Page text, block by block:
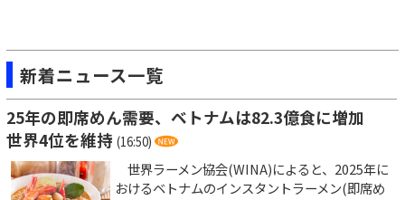
新着ニュース一覧
25年の即席めん需要、ベトナムは82.3億食に増加
世界4位を維持 (16:50)
世界ラーメン協会(WINA)によると、2025年に
おけるベトナムのインスタントラーメン(即席め